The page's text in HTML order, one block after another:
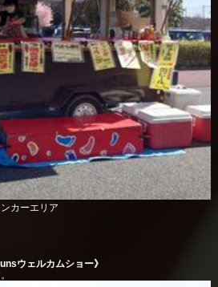
カーエリア
ウェルカムショー》